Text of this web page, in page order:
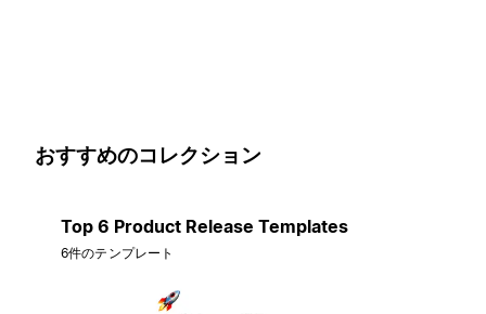
おすすめのコレクション
Top 6 Product Release Templates
6件のテンプレート